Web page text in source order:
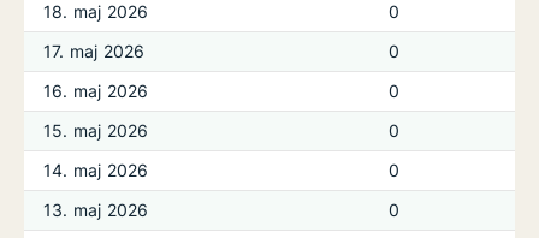
18. maj 2026
0
17. maj 2026
0
16. maj 2026
0
15. maj 2026
0
14. maj 2026
0
13. maj 2026
0